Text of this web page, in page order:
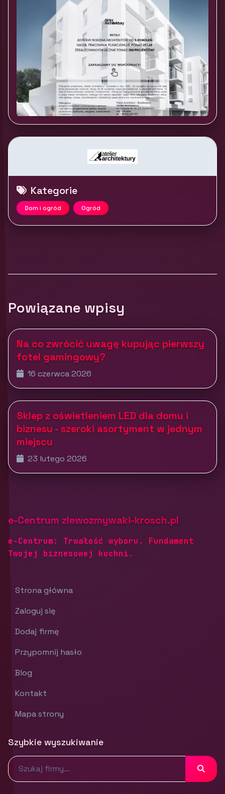
Kategorie
Dom i ogród Ogród
Powiązane wpisy
Na co zwrócić uwagę kupując pierwszy
fotel gamingowy?
16 czerwca 2026
Sklep z oświetleniem LED dla domu i
biznesu - szeroki asortyment w jednym
miejscu
23 lutego 2026
e-Centrum zlewozmywaki-krosch.pl
e-Centrum: Trwałość wyboru. Fundament
Twojej biznesowej kuchni.
Strona główna
Zaloguj się
Dodaj firmę
Przypomnij hasło
Blog
Kontakt
Mapa strony
Szybkie wyszukiwanie